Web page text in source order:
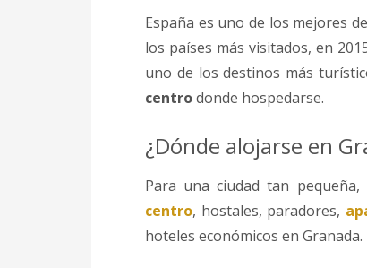
España es uno de los mejores
los países más visitados, en
uno de los destinos más
centrodonde hospedarse.
¿Dónde alojarse en
Para una ciudad tan pequeña,
centro, hostales, paradores,
hoteles económicos en Granada.